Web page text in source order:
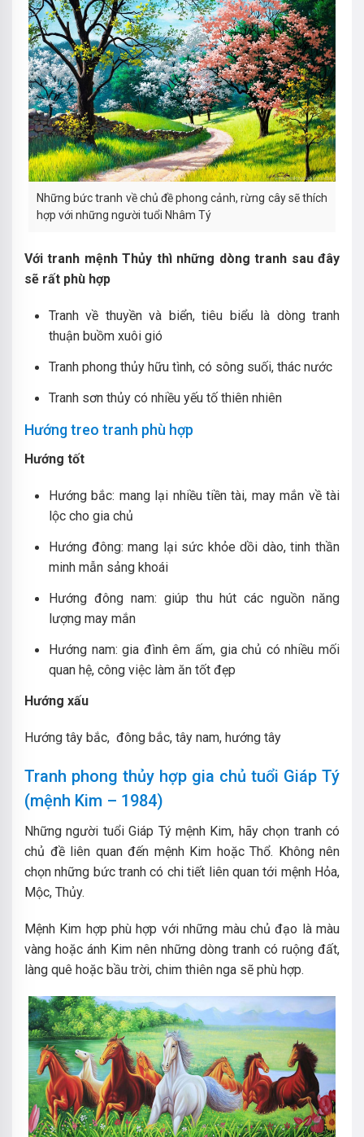
Những bức tranh về chủ đề phong cảnh, rừng cây sẽ thích
hợp với những người tuổi Nhâm Tý
Với tranh mệnh Thủy thì những dòng tranh sau đây
sẽ rất phù hợp
Tranh về thuyền và biển, tiêu biểu là dòng tranh
thuận buồm xuôi gió
Tranh phong thủy hữu tình, có sông suối, thác nước
Tranh sơn thủy có nhiều yếu tố thiên nhiên
Hướng treo tranh phù hợp
Hướng tốt
Hướng bắc: mang lại nhiều tiền tài, may mắn về tài
lộc cho gia chủ
Hướng đông: mang lại sức khỏe dồi dào, tinh thần
minh mẫn sảng khoái
Hướng đông nam: giúp thu hút các nguồn năng
lượng may mắn
Hướng nam: gia đình êm ấm, gia chủ có nhiều mối
quan hệ, công việc làm ăn tốt đẹp
Hướng xấu
Hướng tây bắc, đông bắc, tây nam, hướng tây
Tranh phong thủy hợp gia chủ tuổi Giáp Tý
(mệnh Kim – 1984)
Những người tuổi Giáp Tý mệnh Kim, hãy chọn tranh có
chủ đề liên quan đến mệnh Kim hoặc Thổ. Không nên
chọn những bức tranh có chi tiết liên quan tới mệnh Hỏa,
Mộc, Thủy.
Mệnh Kim hợp phù hợp với những màu chủ đạo là màu
vàng hoặc ánh Kim nên những dòng tranh có ruộng đất,
làng quê hoặc bầu trời, chim thiên nga sẽ phù hợp.